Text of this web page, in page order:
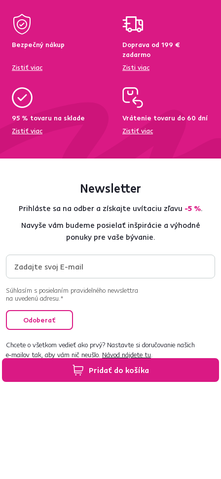
Pridať do košíka
Bezpečný nákup
Zistiť viac
Doprava od 199 €
zadarmo
Zisti viac
95 % tovaru na sklade
Zistiť viac
Vrátenie tovaru do 60 dní
Zistiť viac
Newsletter
Prihláste sa na odber a získajte uvítaciu zľavu -5 %.
Navyše vám budeme posielať inšpirácie a výhodné
ponuky pre vaše bývanie.
Súhlasím s posielaním pravidelného newslettra
na uvedenú adresu.*
Odoberať
Chcete o všetkom vedieť ako prvý? Nastavte si doručovanie našich
e‑mailov tak, aby vám nič neušlo. Návod nájdete tu.